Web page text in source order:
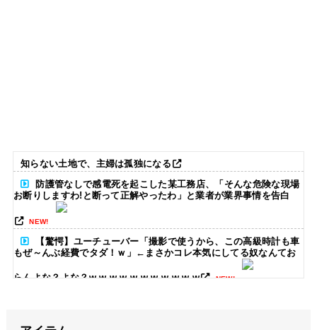
知らない土地で、主婦は孤独になる
防護管なしで感電死を起こした某工務店、「そんな危険な現場
お断りしますわ!と断って正解やったわ」と業者が業界事情を告白
NEW!
【驚愕】ユーチューバー「撮影で使うから、この高級時計も車
もぜ～んぶ経費でタダ！ｗ」←まさかコレ本気にしてる奴なんてお
らんよな？よな？w w w w w w w w w w w NEW!
夫は毎月会いに来る」←これどう思う？